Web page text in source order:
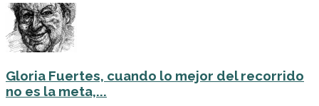
Gloria Fuertes, cuando lo mejor del recorrido
no es la meta,...